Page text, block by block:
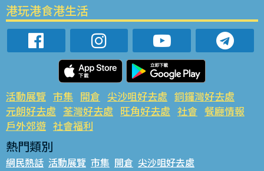
港玩港食港生活
活動展覽 市集 開倉 尖沙咀好去處 銅鑼灣好去處
元朗好去處 荃灣好去處 旺角好去處 社會 餐廳情報
戶外郊遊 社會福利
熱門類別
網民熱話 活動展覽 市集 開倉 尖沙咀好去處